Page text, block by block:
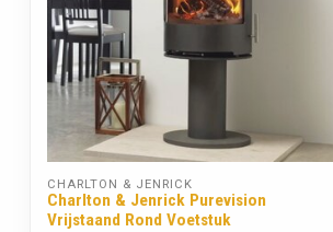
CHARLTON & JENRICK
Charlton & Jenrick Purevision
Vrijstaand Rond Voetstuk